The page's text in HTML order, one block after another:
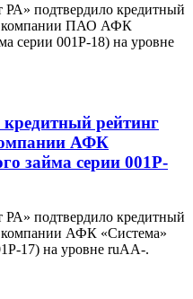
РА» подтвердило кредитный
компании ПАО АФК
серии 001P-18) на уровне
рейтинг
АФК
займа серии 001P-
РА» подтвердило кредитный
компании АФК «Система»
17) на уровне ruAA-.